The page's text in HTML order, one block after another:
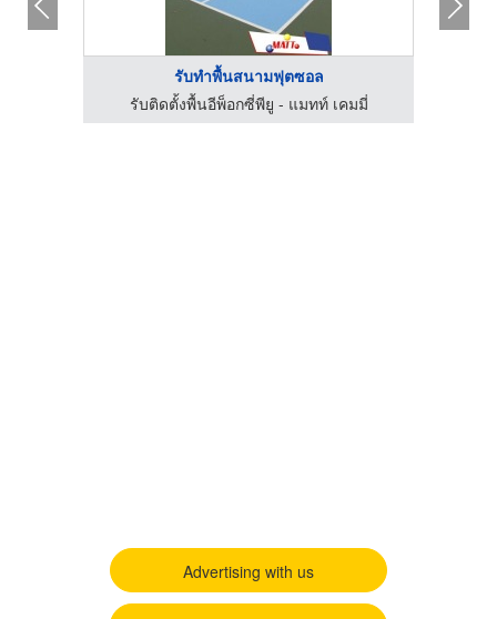
รับทำพื้นสนามฟุตซอล
รับติดตั้งพื้นอีพ็อกซี่พียู - แมทท์ เคมมี่
Advertising with us